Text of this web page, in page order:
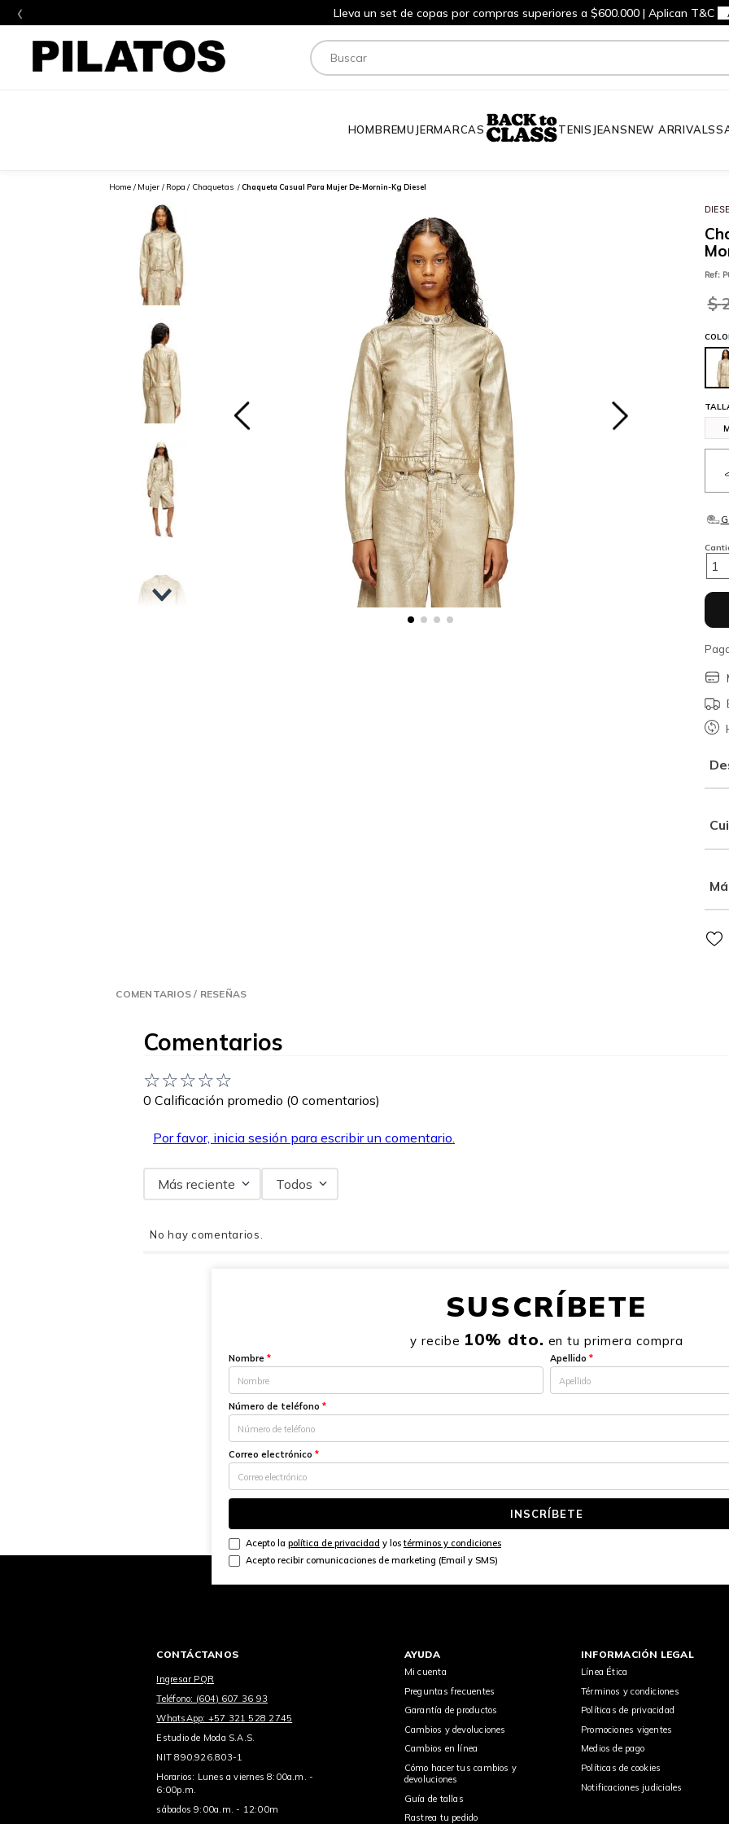
‹ Lleva un set de copas por compras superiores a $600.000 | Aplican T&C
Buscar
HOMBREMUJERMARCAS TENIS JEANSNEW ARRIVALS
Mujer Ropa Chaquetas Chaqueta Casual Para Mujer De-Mornin-Kg Diesel
Ref:
$
1
COMENTARIOS / RESEÑAS
Comentarios
☆☆☆☆☆
0 Calificación promedio (0 comentarios)
Por favor, inicia sesión para escribir un comentario.
Más reciente Todos
No hay comentarios.
SUSCRÍBETE
y recibe 10% dto. en tu primera compra
Nombre * Apellido *
Número de teléfono *
Correo electrónico *
INSCRÍBETE
Acepto la política de privacidad y lostérminos y condiciones
Acepto recibir comunicaciones de marketing (Email y SMS)
CONTÁCTANOS
Ingresar PQR
Teléfono: (604) 607 36 93
WhatsApp: +57 321 528 2745
Estudio de Moda S.A.S.
NIT 890.926.803-1
Horarios: Lunes a viernes 8:00a.m. -
6:00p.m.
sábados 9:00a.m. - 12:00m
AYUDA
Mi cuenta
Preguntas frecuentes
Garantía de productos
Cambios y devoluciones
Cambios en línea
Cómo hacer tus cambios y
devoluciones
Guía de tallas
Rastrea tu pedido
INFORMACIÓN LEGAL
Línea Ética
Términos y condiciones
Políticas de privacidad
Promociones vigentes
Medios de pago
Políticas de cookies
Notificaciones judiciales